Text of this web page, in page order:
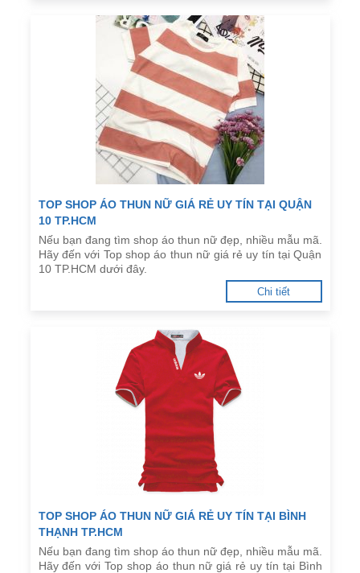
TOP SHOP ÁO THUN NỮ GIÁ RẺ UY TÍN TẠI QUẬN
10 TP.HCM
Nếu bạn đang tìm shop áo thun nữ đẹp, nhiều mẫu mã.
Hãy đến với Top shop áo thun nữ giá rẻ uy tín tại Quận
10 TP.HCM dưới đây.
Chi tiết
TOP SHOP ÁO THUN NỮ GIÁ RẺ UY TÍN TẠI BÌNH
THẠNH TP.HCM
Nếu bạn đang tìm shop áo thun nữ đẹp, nhiều mẫu mã.
Hãy đến với Top shop áo thun nữ giá rẻ uy tín tại Bình